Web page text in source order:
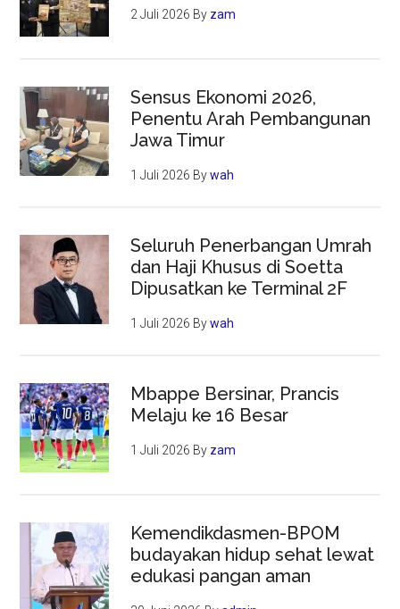
2 Juli 2026 By zam
Sensus Ekonomi 2026,
Penentu Arah Pembangunan
Jawa Timur
1 Juli 2026 Bywah
Seluruh Penerbangan Umrah
dan Haji Khusus di Soetta
Dipusatkan ke Terminal 2F
1 Juli 2026 Bywah
Mbappe Bersinar, Prancis
Melaju ke 16 Besar
1 Juli 2026 By zam
Kemendikdasmen-BPOM
budayakan hidup sehat lewat
edukasi pangan aman